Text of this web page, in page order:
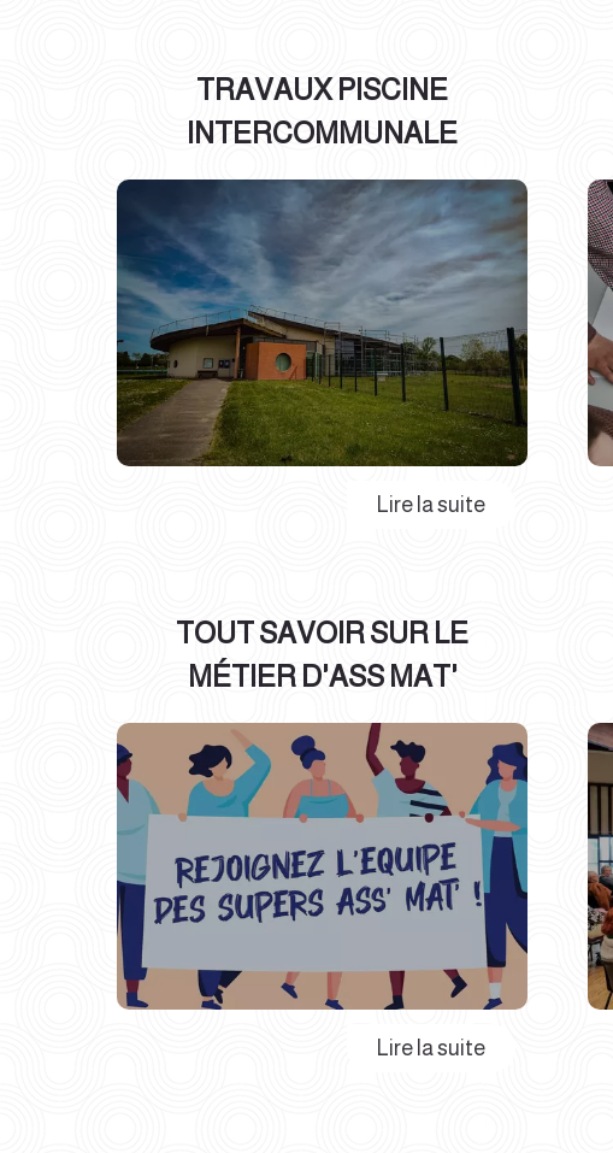
TRAVAUX PISCINE
INTERCOMMUNALE
TOUT SAVOIR SUR LE
MÉTIER D'ASS MAT'